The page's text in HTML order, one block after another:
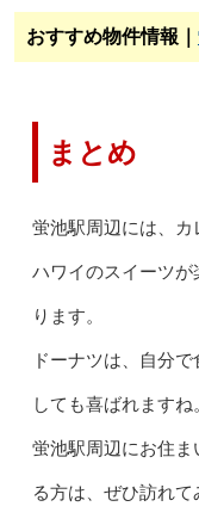
おすすめ物件情報｜
まとめ
蛍池駅周辺には、カ
ハワイのスイーツ
ります。
ドーナツは、自分
しても喜ばれますね
蛍池駅周辺にお住
る方は、ぜひ訪れて